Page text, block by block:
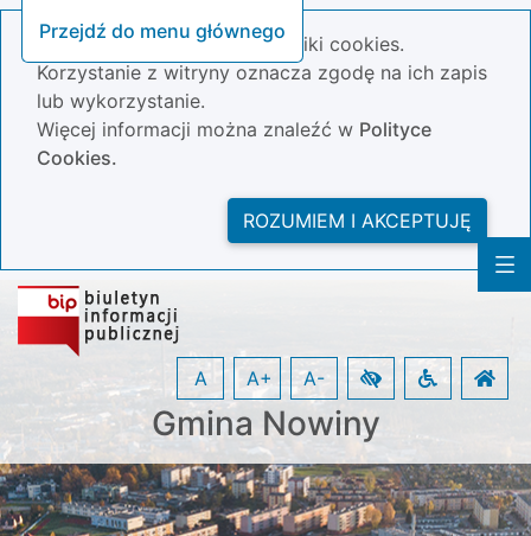
Przejdź do menu głównego
Nasza strona wykorzystuje pliki cookies.
Korzystanie z witryny oznacza zgodę na ich zapis
lub wykorzystanie.
Więcej informacji można znaleźć w Polityce
Cookies.
ROZUMIEM I AKCEPTUJĘ
Gmina Nowiny
A A+ A-